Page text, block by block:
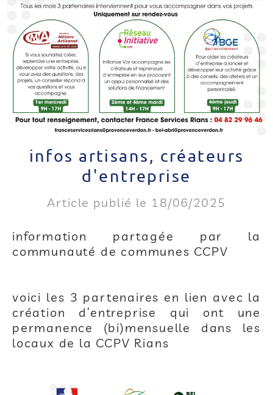
infos artisans, créateurs
d'entreprise
Article publié le 18/06/2025
information partagée par la
communauté de communes CCPV
voici les 3 partenaires en lien avec la
création d’entreprise qui ont une
permanence (bi)mensuelle dans les
locaux de la CCPV Rians